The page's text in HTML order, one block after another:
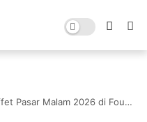
– Harga IDR 198K NettPax di Evolution Restaurant Booking Travel Galang Bahari Batam 0821-8685-2221